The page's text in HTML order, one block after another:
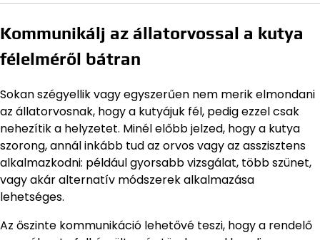
Kommunikálj az állatorvossal a kutya
félelméről bátran
Sokan szégyellik vagy egyszerűen nem merik elmondani
az állatorvosnak, hogy a kutyájuk fél, pedig ezzel csak
nehezítik a helyzetet. Minél előbb jelzed, hogy a kutya
szorong, annál inkább tud az orvos vagy az asszisztens
alkalmazkodni: például gyorsabb vizsgálat, több szünet,
vagy akár alternatív módszerek alkalmazása
lehetséges.
Az őszinte kommunikáció lehetővé teszi, hogy a rendelő